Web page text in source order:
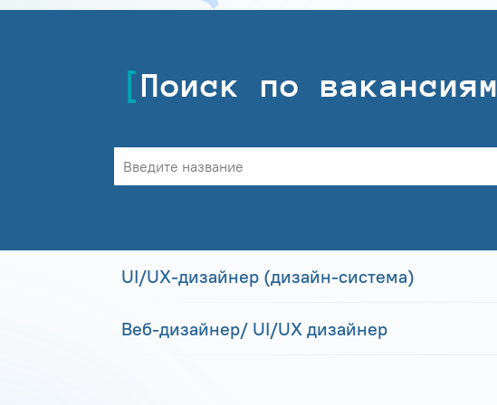
Поиск по вакансиям
UI/UX-дизайнер (дизайн-система)
Веб-дизайнер/ UI/UX дизайнер